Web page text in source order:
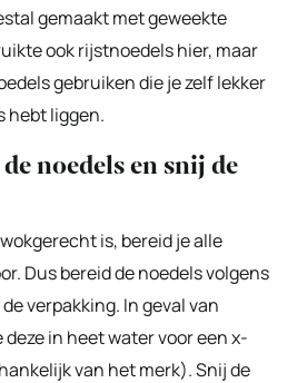
gemaakt met geweekte
ook rijstnoedels hier, maar
gebruiken die je zelf lekker
hebt liggen.
noedels en snij de
is, bereid je alle
Dus bereid de noedels volgens
verpakking. In geval van
in heet water voor een x-
van het merk). Snij de